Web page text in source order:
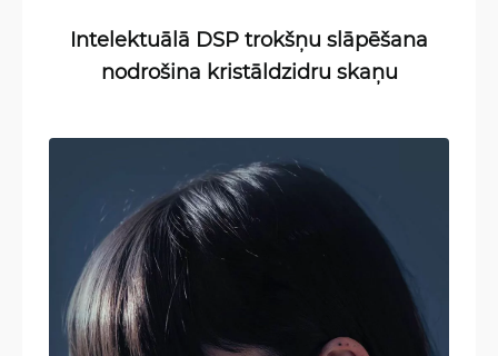
Intelektuālā DSP trokšņu slāpēšana
nodrošina kristāldzidru skaņu